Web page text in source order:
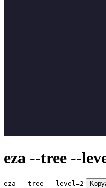
eza --tree --
eza --tree --level=2